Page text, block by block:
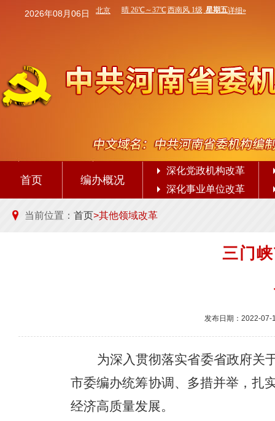
2026年08月06日
首页 编办概况
深化党政机构改革
深化事业单位改革
当前位置： 首页>其他领域改革
三门
发布日期：2022-07-
为深入贯彻落实省委省政府关
市委编办统筹协调、多措并举，扎
经济高质量发展。